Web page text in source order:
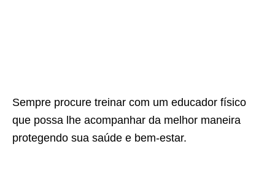
Sempre procure treinar com um educador físico
que possa lhe acompanhar da melhor maneira
protegendo sua saúde e bem-estar.